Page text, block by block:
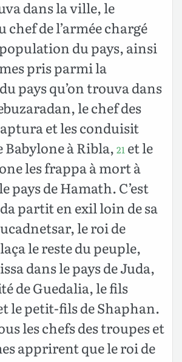
dans la ville, le
chef de l’armée chargé
du pays, ainsi
pris parmi la
pays qu’on trouva dans
le chef des
et les conduisit
Babylone à Ribla, 21 et le
les frappa à mort à
pays de Hamath. C’est
partit en exil loin de sa
le roi de
le reste du peuple,
dans le pays de Juda,
de Guedalia, le fils
le petit-fils de Shaphan.
les chefs des troupes et
apprirent que le roi de